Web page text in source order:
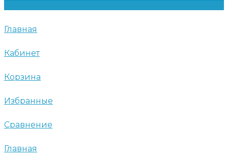
Главная
Кабинет
Корзина
Избранные
Сравнение
Главная